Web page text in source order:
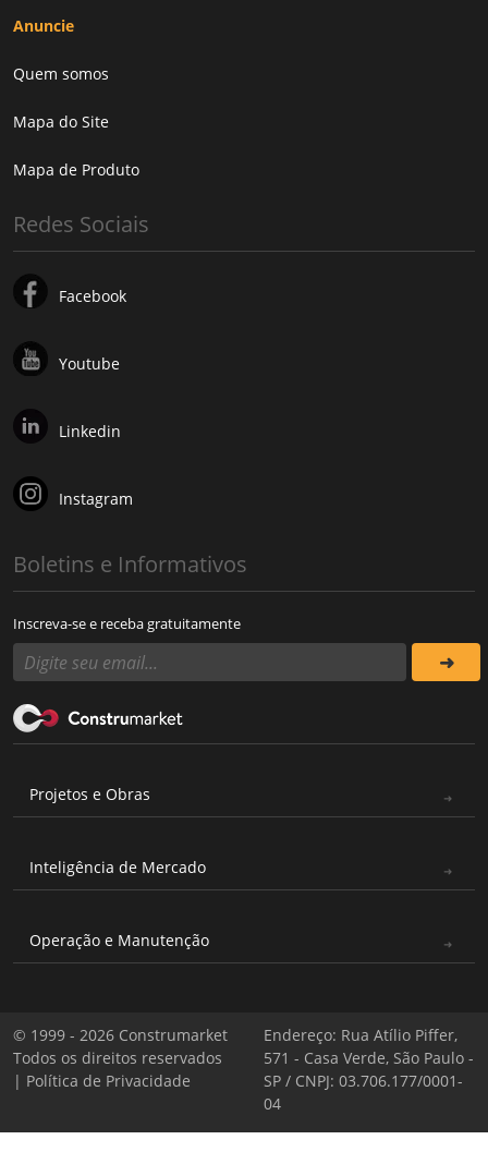
Anuncie
Quem somos
Mapa do Site
Mapa de Produto
Redes Sociais
Facebook
Youtube
Linkedin
Instagram
Boletins e Informativos
Inscreva-se e receba gratuitamente
Projetos e Obras
Inteligência de Mercado
Operação e Manutenção
© 1999 - 2026 Construmarket
Todos os direitos reservados
| Política de Privacidade
Endereço: Rua Atílio Piffer,
571 - Casa Verde, São Paulo -
SP / CNPJ: 03.706.177/0001-
04